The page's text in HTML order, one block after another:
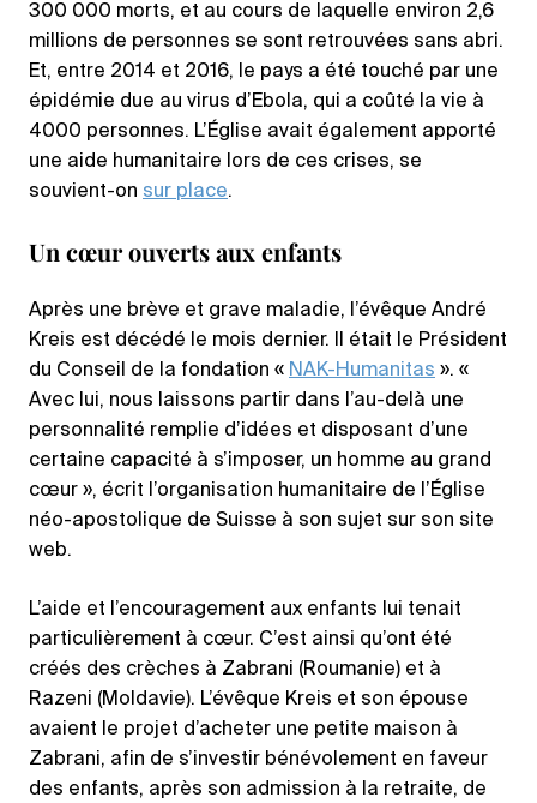
300 000 morts, et au cours de laquelle environ 2,6
millions de personnes se sont retrouvées sans abri.
Et, entre 2014 et 2016, le pays a été touché par une
épidémie due au virus d’Ebola, qui a coûté la vie à
4000 personnes. L’Église avait également apporté
une aide humanitaire lors de ces crises, se
souvient-on sur place.
Un cœur ouverts aux enfants
Après une brève et grave maladie, l’évêque André
Kreis est décédé le mois dernier. Il était le Président
du Conseil de la fondation « NAK-Humanitas ». «
Avec lui, nous laissons partir dans l’au-delà une
personnalité remplie d’idées et disposant d’une
certaine capacité à s’imposer, un homme au grand
cœur », écrit l’organisation humanitaire de l’Église
néo-apostolique de Suisse à son sujet sur son site
web.
L’aide et l’encouragement aux enfants lui tenait
particulièrement à cœur. C’est ainsi qu’ont été
créés des crèches à Zabrani (Roumanie) et à
Razeni (Moldavie). L’évêque Kreis et son épouse
avaient le projet d’acheter une petite maison à
Zabrani, afin de s’investir bénévolement en faveur
des enfants, après son admission à la retraite, de